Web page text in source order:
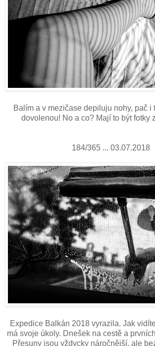
Balím a v mezičase depiluju nohy, pač i
dovolenou! No a co? Mají to být fotky
184/365 ... 03.07.2018
Expedice Balkán 2018 vyrazila. Jak
má svoje úkoly. Dnešek na cestě a
Přesuny jsou vždycky náročnější, ale